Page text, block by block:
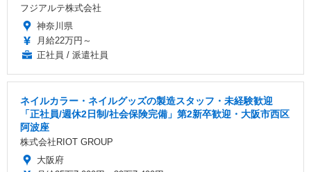
フジアルテ株式会社
神奈川県
月給22万円～
正社員 / 派遣社員
ネイルカラー・ネイルグッズの製造スタッフ・未経験歓迎
「正社員/週休2日制/社会保険完備」第2新卒歓迎・大阪市西区
阿波座
株式会社RIOT GROUP
大阪府